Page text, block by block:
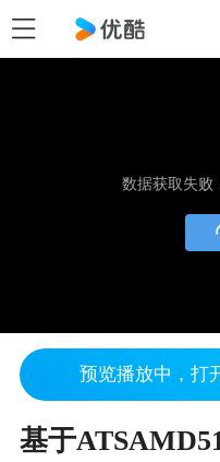
数据获取失败
预览播放中，打